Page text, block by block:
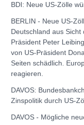
BDI: Neue US-Zölle
BERLIN - Neue US-
Deutschland aus
Präsident Peter
von US-Präsident
Seiten schädlich.
reagieren.
DAVOS:
Zinspolitik durch US-
DAVOS - Mögliche